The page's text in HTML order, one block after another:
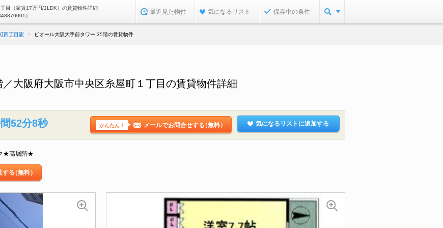
目（家賃17万円/1LDK）の賃貸物件詳細
）
最近見た物件 気になるリスト 保存中の条件
四丁目駅 ビオール大阪大手前タワー 35階の賃貸物件
大阪府大阪市中央区糸屋町１丁目の賃貸物件詳細
52分7秒 かんたん！ メールでお問合せする（無料） 気になるリストに追加する
★高層階★
する（無料）